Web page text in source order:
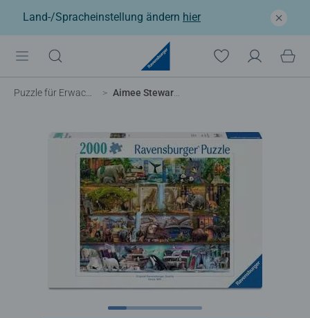
Land-/Spracheinstellung ändern hier
Puzzle für Erwachsene Aimee Stewart: Großartige Tierwelt